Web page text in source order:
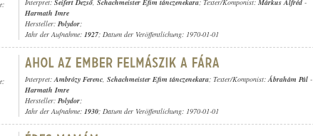
Interpret: Seifert Dezső, Schachmeister Efim tánczenekara; Texter/Komponist: Márkus Alfréd -
Harmath Imre
Hersteller: Polydor;
Jahr der Aufnahme: 1927; Datum der Veröffentlichung: 1970-01-01
Interpret:Ambrózy Ferenc, Schachmeister Efim tánczenekara; Texter/Komponist:Ábrahám Pál -
Harmath Imre
Hersteller: Polydor;
Jahr der Aufnahme: 1930; Datum der Veröffentlichung: 1970-01-01